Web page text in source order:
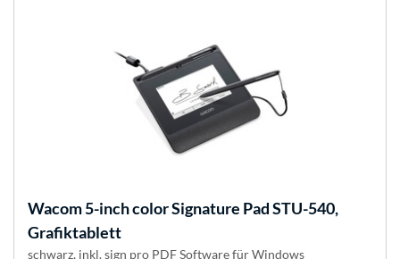
Wacom5-inch color Signature Pad STU-540,
Grafiktablett
schwarz, inkl. sign pro PDF Software für Windows